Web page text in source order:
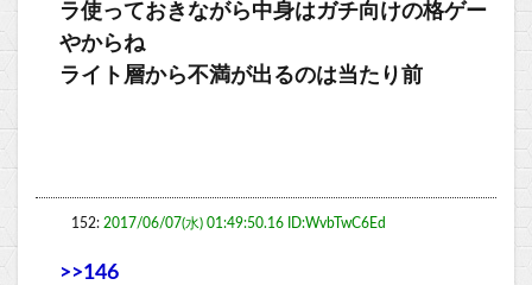
ラ使っておきながら中身はガチ向けの格ゲー
やからね
ライト層から不満が出るのは当たり前
152: 2017/06/07(水) 01:49:50.16 ID:WvbTwC6Ed
>>146